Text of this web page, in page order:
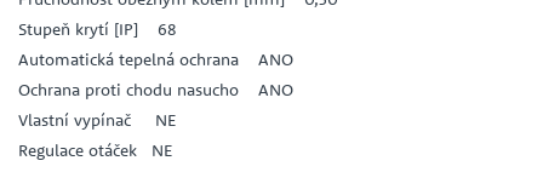
Stupeň krytí [IP] 68
Automatická tepelná ochrana ANO
Ochrana proti chodu nasucho ANO
Vlastní vypínač NE
Regulace otáček NE